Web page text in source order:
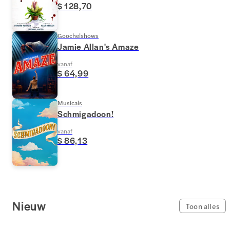
$ 128,70
Goochelshows
Jamie Allan's Amaze
vanaf
$ 64,99
Musicals
Schmigadoon!
vanaf
$ 86,13
Nieuw Toon alles